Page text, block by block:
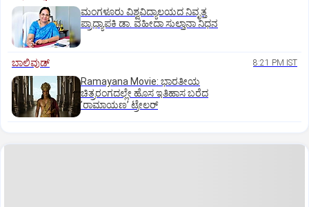
ಮಂಗಳೂರು ವಿಶ್ವವಿದ್ಯಾಲಯದ ನಿವೃತ್ತ
ಪ್ರಾಧ್ಯಾಪಕಿ ಡಾ. ವಹೀದಾ ಸುಲ್ತಾನಾ ನಿಧನ
ಬಾಲಿವುಡ್‌ 8:21 PM IST
Ramayana Movie: ಭಾರತೀಯ
ಚಿತ್ರರಂಗದಲ್ಲೇ ಹೊಸ ಇತಿಹಾಸ ಬರೆದ
ʼರಾಮಾಯಣʼ ಟ್ರೇಲರ್